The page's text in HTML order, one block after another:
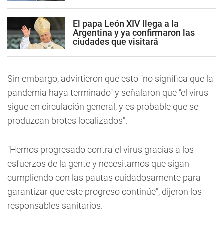
El papa León XIV llega a la
Argentina y ya confirmaron las
ciudades que visitará
Sin embargo, advirtieron que esto "no significa que la
pandemia haya terminado" y señalaron que "el virus
sigue en circulación general, y es probable que se
produzcan brotes localizados".
"Hemos progresado contra el virus gracias a los
esfuerzos de la gente y necesitamos que sigan
cumpliendo con las pautas cuidadosamente para
garantizar que este progreso continúe", dijeron los
responsables sanitarios.